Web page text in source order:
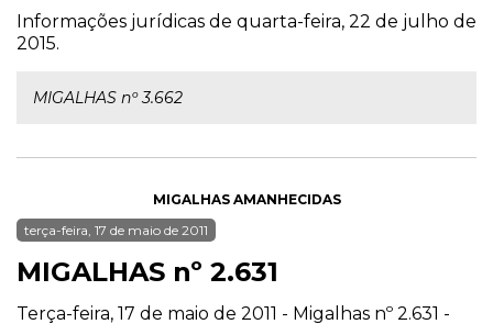
Informações jurídicas de quarta-feira, 22 de julho de
2015.
MIGALHAS nº 3.662
MIGALHAS AMANHECIDAS
terça-feira, 17 de maio de 2011
MIGALHAS nº 2.631
Terça-feira, 17 de maio de 2011 - Migalhas nº 2.631 -